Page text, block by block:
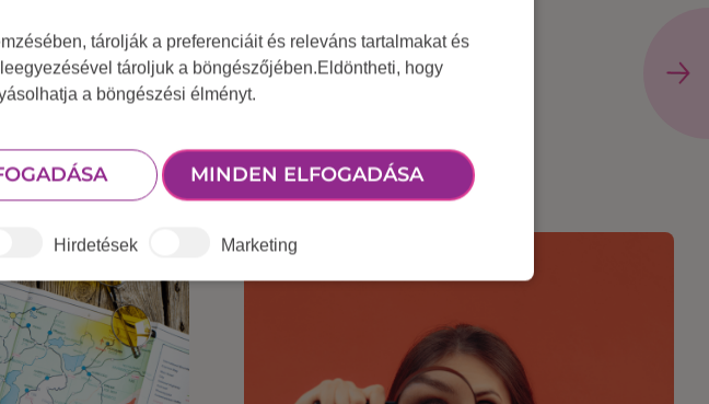
ESZKÖZ
tárolják a preferenciáit és releváns tartalmakat és
tároljuk a böngészőjében.Eldöntheti, hogy
a böngészési élményt.
MINDEN ELFOGADÁSA
Hirdetések Marketing